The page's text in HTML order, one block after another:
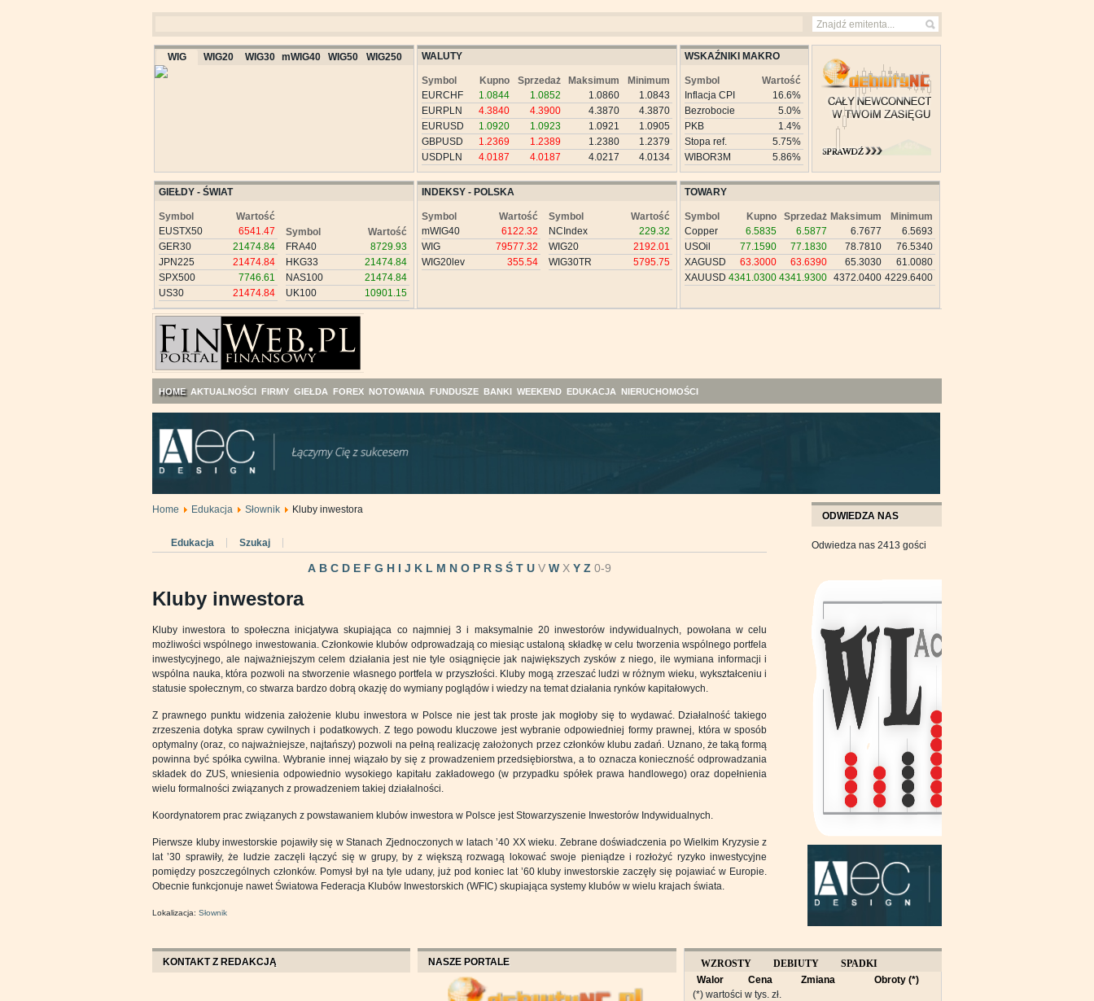
WIG WIG20 WIG30 mWIG40 WIG50 WIG250 WALUTY
Symbol Kupno Sprzedaż Maksimum
Minimum
EURCHF
1.0844 1.0852 1.0860
1.0843
EURPLN
4.3840 4.3900 4.3870
4.3870
EURUSD
1.0920 1.0923 1.0921
1.0905
GBPUSD
1.2369 1.2389 1.2380
1.2379
USDPLN
4.0187 4.0187 4.0217 4.0134
WSKAŹNIKI MAKRO
Symbol
Wartość
Inflacja CPI
16.6%
Bezrobocie
5.0%
PKB
1.4%
Stopa ref.
5.75%
WIBOR3M
5.86%
GIEŁDY - ŚWIAT
Symbol
Wartość
EUSTX50
6541.47
GER30
21474.84
JPN225
21474.84
SPX500
7746.61
US30
21474.84
Symbol
Wartość
FRA40
8729.93
HKG33
21474.84
NAS100
21474.84
UK100
10901.15
INDEKSY - POLSKA
Symbol
Wartość
mWIG40
6122.32
WIG
79577.32
WIG20lev
355.54
Symbol
Wartość
NCIndex
229.32
WIG20
2192.01
WIG30TR
5795.75
TOWARY
Symbol Kupno Sprzedaż Maksimum
Minimum
Copper
6.5835 6.5877 6.7677
6.5693
USOil
77.1590 77.1830 78.7810
76.5340
XAGUSD
63.3000 63.6390 65.3030
61.0080
XAUUSD 4341.0300 4341.9300 4372.0400 4229.6400
HOME AKTUALNOŚCI FIRMY GIEŁDA FOREX NOTOWANIA FUNDUSZE BANKI WEEKEND EDUKACJA NIERUCHOMOŚCI
Home Edukacja Słownik Kluby inwestora
Edukacja Szukaj
A B C D E F G H I J K L M N O P R S Ś T U V W X Y Z 0-9
Kluby inwestora
Kluby inwestora to społeczna inicjatywa skupiająca co najmniej 3 i maksymalnie 20 inwestorów indywidualnych, powołana w celu
możliwości wspólnego inwestowania. Członkowie klubów odprowadzają co miesiąc ustaloną składkę w celu tworzenia wspólnego portfela
inwestycyjnego, ale najważniejszym celem działania jest nie tyle osiągnięcie jak największych zysków z niego, ile wymiana informacji i
wspólna nauka, która pozwoli na stworzenie własnego portfela w przyszłości. Kluby mogą zrzeszać ludzi w różnym wieku, wykształceniu i
statusie społecznym, co stwarza bardzo dobrą okazję do wymiany poglądów i wiedzy na temat działania rynków kapitałowych.
Z prawnego punktu widzenia założenie klubu inwestora w Polsce nie jest tak proste jak mogłoby się to wydawać. Działalność takiego
zrzeszenia dotyka spraw cywilnych i podatkowych. Z tego powodu kluczowe jest wybranie odpowiedniej formy prawnej, która w sposób
optymalny (oraz, co najważniejsze, najtańszy) pozwoli na pełną realizację założonych przez członków klubu zadań. Uznano, że taką formą
powinna być spółka cywilna. Wybranie innej wiązało by się z prowadzeniem przedsiębiorstwa, a to oznacza konieczność odprowadzania
składek do ZUS, wniesienia odpowiednio wysokiego kapitału zakładowego (w przypadku spółek prawa handlowego) oraz dopełnienia
wielu formalności związanych z prowadzeniem takiej działalności.
Koordynatorem prac związanych z powstawaniem klubów inwestora w Polsce jest Stowarzyszenie Inwestorów Indywidualnych.
Pierwsze kluby inwestorskie pojawiły się w Stanach Zjednoczonych w latach ’40 XX wieku. Zebrane doświadczenia po Wielkim Kryzysie z
lat ’30 sprawiły, że ludzie zaczęli łączyć się w grupy, by z większą rozwagą lokować swoje pieniądze i rozłożyć ryzyko inwestycyjne
pomiędzy poszczególnych członków. Pomysł był na tyle udany, już pod koniec lat ’60 kluby inwestorskie zaczęły się pojawiać w Europie.
Obecnie funkcjonuje nawet Światowa Federacja Klubów Inwestorskich (WFIC) skupiająca systemy klubów w wielu krajach świata.
Lokalizacja: Słownik
ODWIEDZA NAS
Odwiedza nas 2413 gości
KONTAKT Z REDAKCJĄ NASZE PORTALE WZROSTY DEBIUTY
SPADKI
OBROTY
Walor Cena Zmiana
Obroty (*)
(*) wartości w tys. zł.